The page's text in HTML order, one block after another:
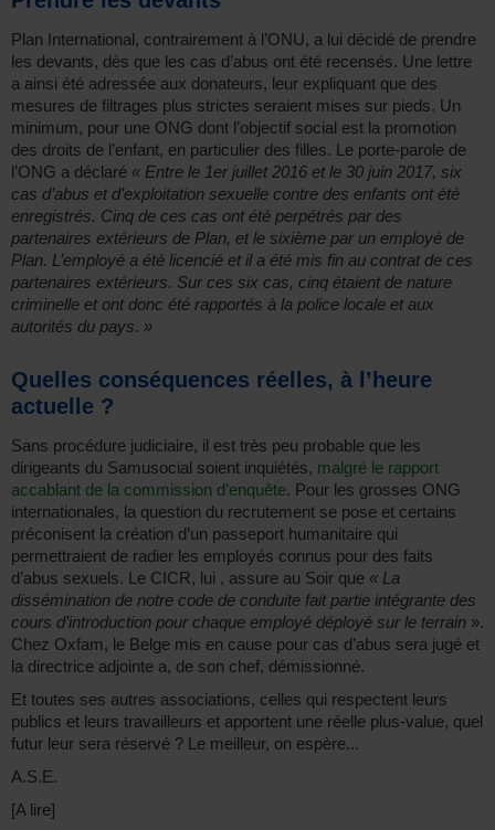
Plan International, contrairement à l’ONU, a lui décidé de prendre
les devants, dès que les cas d’abus ont été recensés. Une lettre
a ainsi été adressée aux donateurs, leur expliquant que des
mesures de filtrages plus strictes seraient mises sur pieds. Un
minimum, pour une ONG dont l’objectif social est la promotion
des droits de l’enfant, en particulier des filles. Le porte-parole de
l’ONG a déclaré « Entre le 1er juillet 2016 et le 30 juin 2017, six
cas d’abus et d’exploitation sexuelle contre des enfants ont été
enregistrés. Cinq de ces cas ont été perpétrés par des
partenaires extérieurs de Plan, et le sixième par un employé de
Plan. L’employé a été licencié et il a été mis fin au contrat de ces
partenaires extérieurs. Sur ces six cas, cinq étaient de nature
criminelle et ont donc été rapportés à la police locale et aux
autorités du pays. »
Quelles conséquences réelles, à l’heure
actuelle ?
Sans procédure judiciaire, il est très peu probable que les
dirigeants du Samusocial soient inquiétés, malgré le rapport
accablant de la commission d’enquête. Pour les grosses ONG
internationales, la question du recrutement se pose et certains
préconisent la création d’un passeport humanitaire qui
permettraient de radier les employés connus pour des faits
d’abus sexuels. Le CICR, lui , assure au Soir que « La
dissémination de notre code de conduite fait partie intégrante des
cours d’introduction pour chaque employé déployé sur le terrain ».
Chez Oxfam, le Belge mis en cause pour cas d’abus sera jugé et
la directrice adjointe a, de son chef, démissionné.
Et toutes ses autres associations, celles qui respectent leurs
publics et leurs travailleurs et apportent une réelle plus-value, quel
futur leur sera réservé ? Le meilleur, on espère...
A.S.E.
[A lire]